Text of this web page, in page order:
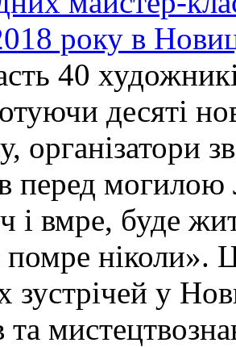
року в
40
десяті
організатори
перед
і вмре, буде
ніколи».
зустрічей у
та